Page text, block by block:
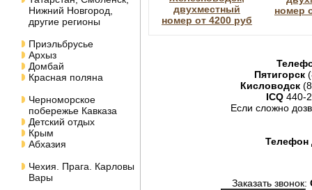
Нижний Новгород,
другие регионы
Приэльбрусье
Архыз
Домбай
Красная поляна
Черноморское
побережье Кавказа
Детский отдых
Крым
Абхазия
Чехия. Прага. Карловы
Вары
двухместный
номер от 4200 руб
номер
Пятигорск
Кисловодск
ICQ440-
Если сложно
Телефон
Заказать звонок: